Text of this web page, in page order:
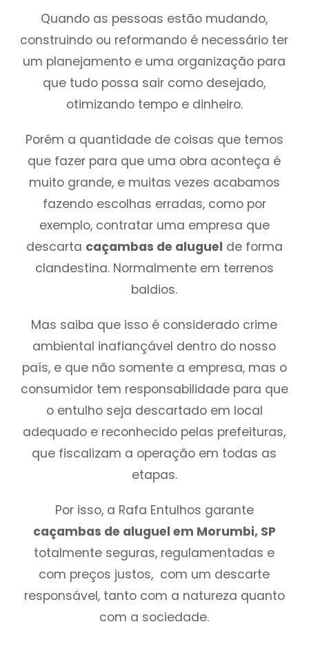
Quando as pessoas estão mudando,
construindo ou reformando é necessário ter
um planejamento e uma organização para
que tudo possa sair como desejado,
otimizando tempo e dinheiro.
Porém a quantidade de coisas que temos
que fazer para que uma obra aconteça é
muito grande, e muitas vezes acabamos
fazendo escolhas erradas, como por
exemplo, contratar uma empresa que
descarta caçambas de aluguel de forma
clandestina. Normalmente em terrenos
baldios.
Mas saiba que isso é considerado crime
ambiental inafiançável dentro do nosso
país, e que não somente a empresa, mas o
consumidor tem responsabilidade para que
o entulho seja descartado em local
adequado e reconhecido pelas prefeituras,
que fiscalizam a operação em todas as
etapas.
Por isso, a Rafa Entulhos garante
caçambas de aluguel em Morumbi, SP
totalmente seguras, regulamentadas e
com preços justos, com um descarte
responsável, tanto com a natureza quanto
com a sociedade.